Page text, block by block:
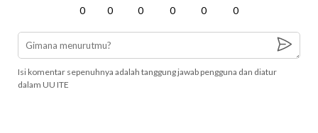
0 0 0 0 0 0
Isi komentar sepenuhnya adalah tanggung jawab pengguna dan diatur
dalam UU ITE